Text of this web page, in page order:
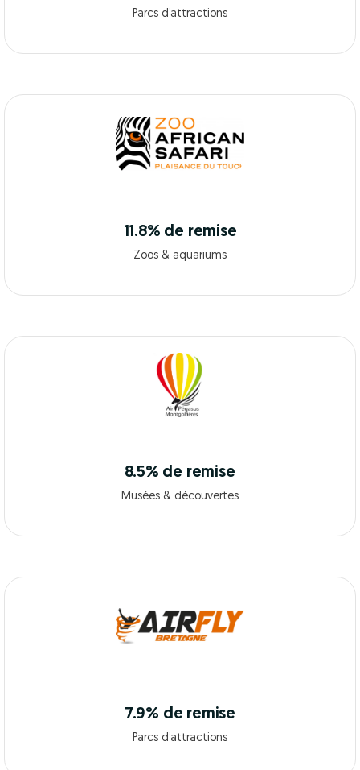
Parcs d’attractions
11.8% de remise
Zoos & aquariums
8.5% de remise
Musées & découvertes
7.9% de remise
Parcs d’attractions